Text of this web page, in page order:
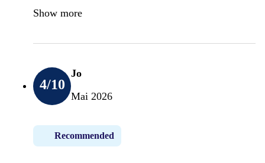
Show more
4/10
Jo
Mai 2026
Recommended